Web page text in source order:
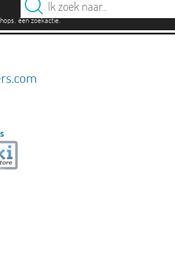
. één zoekactie.